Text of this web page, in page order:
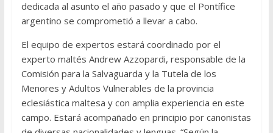
dedicada al asunto el año pasado y que el Pontífice
argentino se comprometió a llevar a cabo.
El equipo de expertos estará coordinado por el
experto maltés Andrew Azzopardi, responsable de la
Comisión para la Salvaguarda y la Tutela de los
Menores y Adultos Vulnerables de la provincia
eclesiástica maltesa y con amplia experiencia en este
campo. Estará acompañado en principio por canonistas